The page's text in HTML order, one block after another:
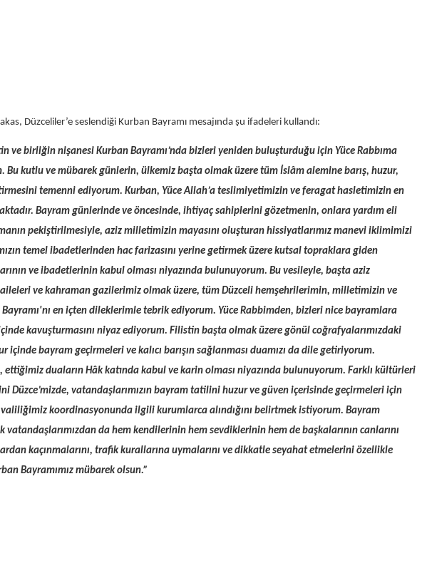
Düzceliler’e seslendiği Kurban Bayramı mesajında şu ifadeleri kullandı:
ve birliğin nişanesi Kurban Bayramı’nda bizleri yeniden buluşturduğu için Yüce Rabbıma
Bu kutlu ve mübarek günlerin, ülkemiz başta olmak üzere tüm İslâm alemine barış, huzur,
temenni ediyorum. Kurban, Yüce Allah’a teslimiyetimizin ve feragat hasletimizin en
Bayram günlerinde ve öncesinde, ihtiyaç sahiplerini gözetmenin, onlara yardım eli
pekiştirilmesiyle, aziz milletimizin mayasını oluşturan hissiyatlarımız manevi iklimimizi
temel ibadetlerinden hac farizasını yerine getirmek üzere kutsal topraklara giden
ve ibadetlerinin kabul olması niyazında bulunuyorum. Bu vesileyle, başta aziz
ve kahraman gazilerimiz olmak üzere, tüm Düzceli hemşehrilerimin, milletimizin ve
en içten dileklerimle tebrik ediyorum. Yüce Rabbimden, bizleri nice bayramlara
kavuşturmasını niyaz ediyorum. Filistin başta olmak üzere gönül coğrafyalarımızdaki
içinde bayram geçirmeleri ve kalıcı barışın sağlanması duamızı da dile getiriyorum.
ettiğimiz duaların Hâk katında kabul ve karin olması niyazında bulunuyorum. Farklı kültürleri
Düzce’mizde, vatandaşlarımızın bayram tatilini huzur ve güven içerisinde geçirmeleri için
koordinasyonunda ilgili kurumlarca alındığını belirtmek istiyorum. Bayram
vatandaşlarımızdan da hem kendilerinin hem sevdiklerinin hem de başkalarının canlarını
kaçınmalarını, trafik kurallarına uymalarını ve dikkatle seyahat etmelerini özellikle
Bayramımız mübarek olsun.”